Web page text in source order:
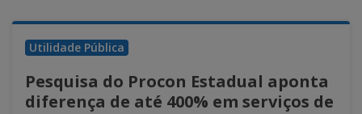
Utilidade Pública
Pesquisa do Procon Estadual aponta
diferença de até 400% em serviços de